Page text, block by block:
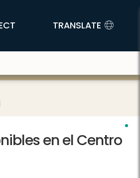
TRANSLATE
en el Centro